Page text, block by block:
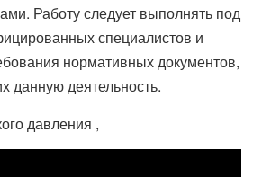
Работу следует выполнять под
специалистов и
нормативных документов,
данную деятельность.
давления ,